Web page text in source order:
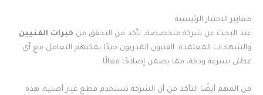
معايير الاختيار الرئيسية
عند البحث عن شركة متخصصة، تأكد من التحقق من خبرات الفنيين
والشهادات المعتمدة. الفنيون المدربون جيدًا يمكنهم التعامل مع أي
عطل بسرعة ودقة، مما يضمن إصلاحًا فعالًا.
من المهم أيضًا التأكد من أن الشركة تستخدم قطع غيار أصلية. هذه